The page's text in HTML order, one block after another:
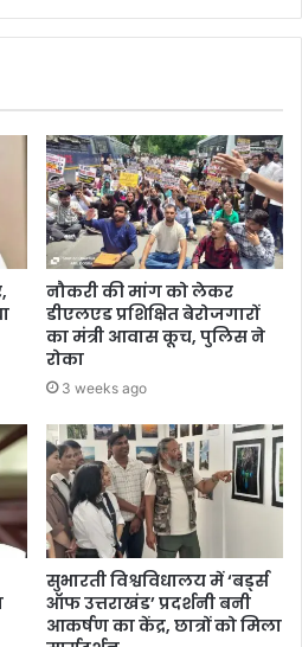
नौकरी की मांग को लेकर
डीएलएड प्रशिक्षित बेरोजगारों
का मंत्री आवास कूच, पुलिस ने
रोका
3 weeks ago
सुभारती विश्वविधालय में ‘बर्ड्स
ऑफ उत्तराखंड’ प्रदर्शनी बनी
आकर्षण का केंद्र, छात्रों को मिला